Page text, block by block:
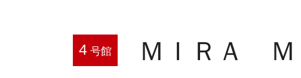
4 号館 ＭＩＲＡ Ｍ